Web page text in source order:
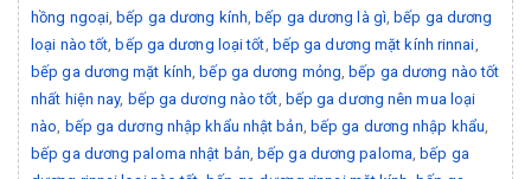
hồng ngoại ,bếp ga dương kính ,bếp ga dương là gì ,bếp ga dương
loại nào tốt ,bếp ga dương loại tốt bếp ga dương mặt kính rinnai
bếp ga dương mặt kính ,bếp ga dương mỏng ,bếp ga dương nào tốt
nhất hiện nay, bếp ga dương nào tốt bếp ga dương nên mua loại
nào bếp ga dương nhập khẩu nhật bản bếp ga dương nhập khẩu
bếp ga dương paloma nhật bản ,bếp ga dương paloma ,bếp ga